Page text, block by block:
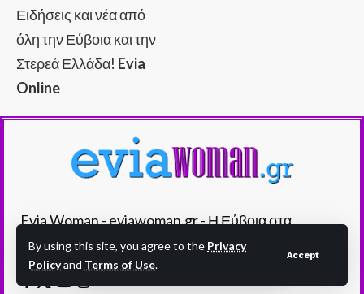
By using this site, you agree to the Privacy
Policyand Terms of Use.
Accept
Ειδήσεις και νέα από
όλη την Εύβοια και την
Στερεά Ελλάδα! Evia
Online
Evia Woman - eviawoman.gr - Η Εύβοια στα
καλύτερά της!